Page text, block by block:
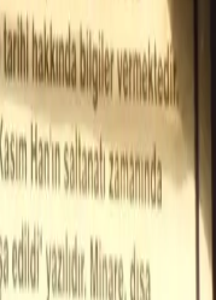
en fazla 500KB ·